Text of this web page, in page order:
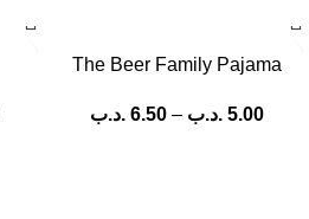
The Beer Family Pajama
5.00 .د.ب –
6.50 .د.ب